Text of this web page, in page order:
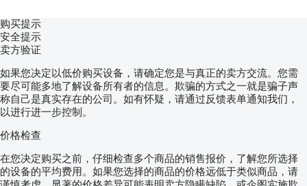
SUSPENSION:
FRONT : SPRING
BACK : AIR
显示联系方式
ITALIANO
购买提示
安全提示
卖方验证
如果您决定以低价购买设备，请确定您是与真正的卖方交流。您需
要尽可能多地了解设备所有者的信息。欺骗的方式之一就是骗子声
称自己是真实存在的公司。如有怀疑，请通过反馈表单通知我们，
以进行进一步控制。
价格检查
在您决定购买之前，仔细检查多个商品的销售报价，了解您所选择
的设备的平均费用。如果您选择的商品的价格远低于类似商品，请